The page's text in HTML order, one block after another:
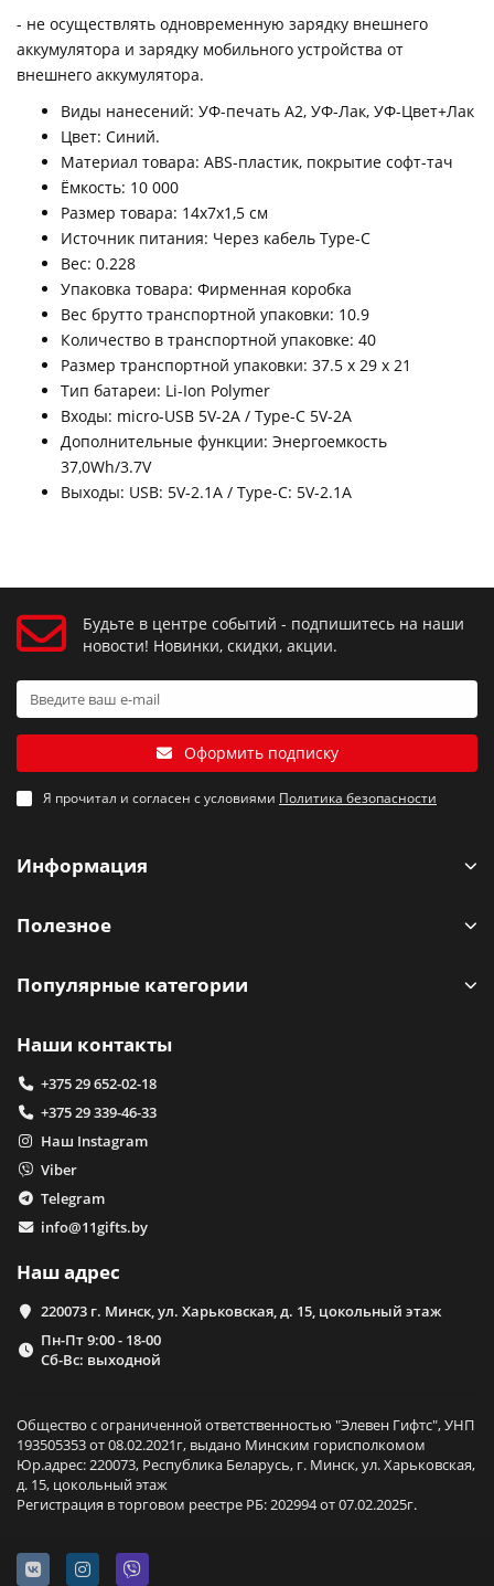
- не осуществлять одновременную зарядку внешнего
аккумулятора и зарядку мобильного устройства от
внешнего аккумулятора.
Виды нанесений: УФ-печать А2, УФ-Лак, УФ-Цвет+Лак
Цвет: Синий.
Материал товара: ABS-пластик, покрытие софт-тач
Ёмкость: 10 000
Размер товара: 14х7х1,5 см
Источник питания: Через кабель Type-C
Вес: 0.228
Упаковка товара: Фирменная коробка
Вес брутто транспортной упаковки: 10.9
Количество в транспортной упаковке: 40
Размер транспортной упаковки: 37.5 x 29 x 21
Тип батареи: Li-Ion Polymer
Входы: micro-USB 5V-2A / Type-C 5V-2A
Дополнительные функции: Энергоемкость
37,0Wh/3.7V
Выходы: USB: 5V-2.1A / Type-C: 5V-2.1A
Будьте в центре событий - подпишитесь на наши
новости! Новинки, скидки, акции.
Оформить подписку
Я прочитал и согласен с условиями Политика безопасности
Информация
Полезное
Популярные категории
Наши контакты
+375 29 652-02-18
+375 29 339-46-33
Наш Instagram
Viber
Telegram
info@11gifts.by
Наш адрес
220073 г. Минск, ул. Харьковская, д. 15, цокольный этаж
Пн-Пт 9:00 - 18-00
Сб-Вс: выходной
Общество с ограниченной ответственностью "Элевен Гифтс", УНП
193505353 от 08.02.2021г, выдано Минским горисполкомом
Юр.адрес: 220073, Республика Беларусь, г. Минск, ул. Харьковская,
д. 15, цокольный этаж
Регистрация в торговом реестре РБ: 202994 от 07.02.2025г.